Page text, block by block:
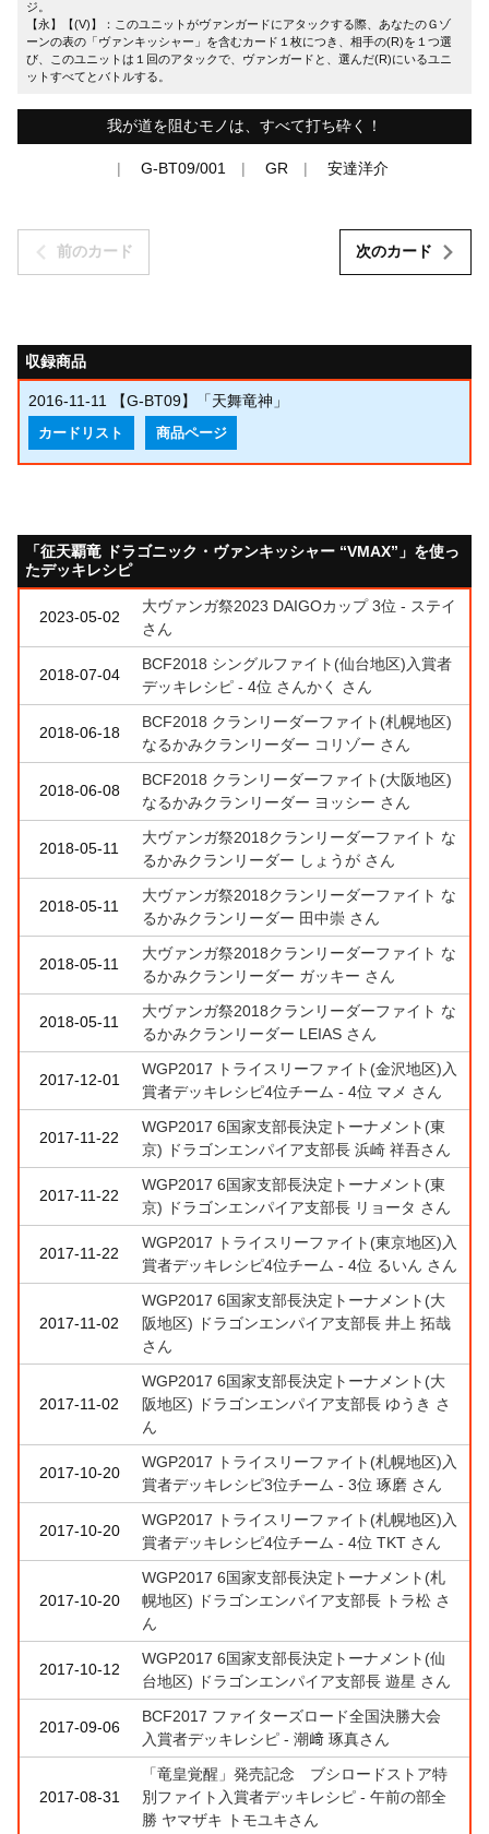
ジ。
【永】【(V)】：このユニットがヴァンガードにアタックする際、あなたのＧゾ
ーンの表の「ヴァンキッシャー」を含むカード１枚につき、相手の(R)を１つ選
び、このユニットは１回のアタックで、ヴァンガードと、選んだ(R)にいるユニ
ットすべてとバトルする。
我が道を阻むモノは、すべて打ち砕く！
G-BT09/001 GR 安達洋介
前のカード 次のカード
収録商品
2016-11-11 【G-BT09】「天舞竜神」
カードリスト 商品ページ
「征天覇竜 ドラゴニック・ヴァンキッシャー “VMAX”」を使っ
たデッキレシピ
2023-05-02
大ヴァンガ祭2023 DAIGOカップ 3位 - ステイ
さん
2018-07-04
BCF2018 シングルファイト(仙台地区)入賞者
デッキレシピ - 4位 さんかく さん
2018-06-18
BCF2018 クランリーダーファイト(札幌地区)
なるかみクランリーダー コリゾー さん
2018-06-08
BCF2018 クランリーダーファイト(大阪地区)
なるかみクランリーダー ヨッシー さん
2018-05-11
大ヴァンガ祭2018クランリーダーファイト な
るかみクランリーダー しょうが さん
2018-05-11
大ヴァンガ祭2018クランリーダーファイト な
るかみクランリーダー 田中崇 さん
2018-05-11
大ヴァンガ祭2018クランリーダーファイト な
るかみクランリーダー ガッキー さん
2018-05-11
大ヴァンガ祭2018クランリーダーファイト な
るかみクランリーダー LEIAS さん
2017-12-01
WGP2017 トライスリーファイト(金沢地区)入
賞者デッキレシピ4位チーム - 4位 マメ さん
2017-11-22
WGP2017 6国家支部長決定トーナメント(東
京) ドラゴンエンパイア支部長 浜崎 祥吾さん
2017-11-22
WGP2017 6国家支部長決定トーナメント(東
京) ドラゴンエンパイア支部長 リョータ さん
2017-11-22
WGP2017 トライスリーファイト(東京地区)入
賞者デッキレシピ4位チーム - 4位 るいん さん
2017-11-02
WGP2017 6国家支部長決定トーナメント(大
阪地区) ドラゴンエンパイア支部長 井上 拓哉
さん
2017-11-02
WGP2017 6国家支部長決定トーナメント(大
阪地区) ドラゴンエンパイア支部長 ゆうき さ
ん
2017-10-20
WGP2017 トライスリーファイト(札幌地区)入
賞者デッキレシピ3位チーム - 3位 琢磨 さん
2017-10-20
WGP2017 トライスリーファイト(札幌地区)入
賞者デッキレシピ4位チーム - 4位 TKT さん
2017-10-20
WGP2017 6国家支部長決定トーナメント(札
幌地区) ドラゴンエンパイア支部長 トラ松 さ
ん
2017-10-12
WGP2017 6国家支部長決定トーナメント(仙
台地区) ドラゴンエンパイア支部長 遊星 さん
2017-09-06
BCF2017 ファイターズロード全国決勝大会
入賞者デッキレシピ - 潮﨑 琢真さん
2017-08-31
「竜皇覚醒」発売記念 ブシロードストア特
別ファイト入賞者デッキレシピ - 午前の部全
勝 ヤマザキ トモユキさん